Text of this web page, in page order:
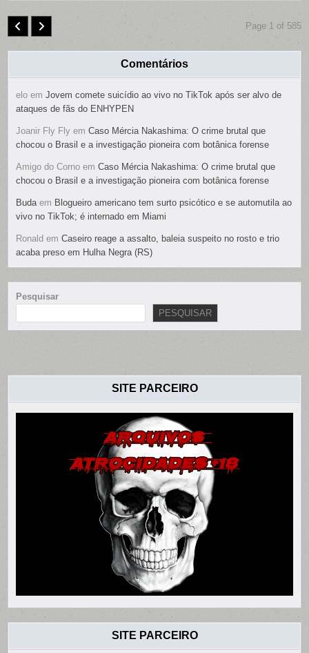
Page 1 of 585
Comentários
elo emJovem comete suicídio ao vivo no TikTok após ser alvo de
ataques de fãs do ENHYPEN
Joanir Fly Fly emCaso Mércia Nakashima: O crime brutal que
chocou o Brasil e a investigação pioneira com botânica forense
Amigo do Corno emCaso Mércia Nakashima: O crime brutal que
chocou o Brasil e a investigação pioneira com botânica forense
Buda em Blogueiro americano tem surto psicótico e se automutila ao
vivo no TikTok; é internado em Miami
Ronald emCaseiro reage a assalto, baleia suspeito no rosto e trio
acaba preso em Hulha Negra (RS)
Pesquisar
PESQUISAR
SITE PARCEIRO
SITE PARCEIRO